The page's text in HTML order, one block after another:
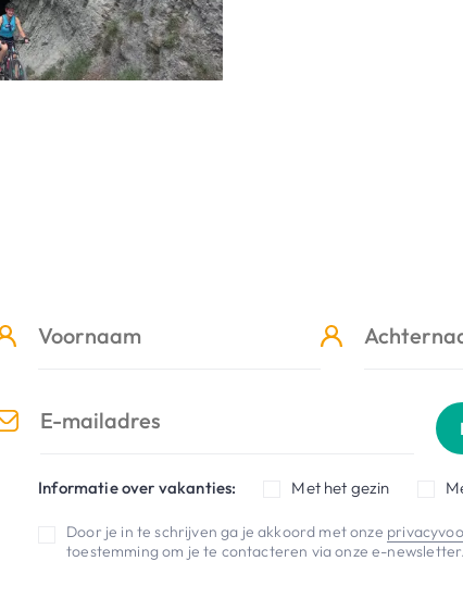
Informatie over vakanties: Met het gezin
Door je in te schrijven ga je akkoord met onze
toestemming om je te contacteren via onze e-newsletter.